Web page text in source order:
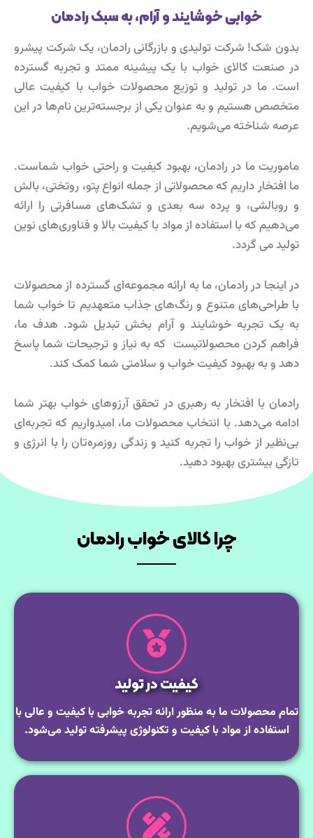
خوابی خوشایند و آرام، به سبک رادمان
بدون شک! شرکت تولیدی و بازرگانی رادمان، یک شرکت پیشرو
در صنعت کالای خواب با یک پیشینه ممتد و تجربه گسترده
است. ما در تولید و توزیع محصولات خواب با کیفیت عالی
متخصص هستیم و به عنوان یکی از برجسته‌ترین نام‌ها در این
عرصه شناخته می‌شویم.
ماموریت ما در رادمان، بهبود کیفیت و راحتی خواب شماست.
ما افتخار داریم که محصولاتی از جمله انواع پتو، روتختی‌، بالش‌
و روبالشی، و پرده سه بعدی و تشک‌های مسافرتی را ارائه
می‌دهیم که با استفاده از مواد با کیفیت بالا و فناوری‌های نوین
تولید می‌ گردد.
در اینجا در رادمان، ما به ارائه مجموعه‌ای گسترده از محصولات
با طراحی‌های متنوع و رنگ‌های جذاب متعهدیم تا خواب شما
به یک تجربه خوشایند و آرام بخش تبدیل شود. هدف ما،
فراهم کردن محصولاتیست که به نیاز و ترجیحات شما پاسخ
دهد و به بهبود کیفیت خواب و سلامتی شما کمک کند.
رادمان با افتخار به رهبری در تحقق آرزوهای خواب بهتر شما
ادامه می‌دهد. با انتخاب محصولات ما، امیدواریم که تجربه‌ای
بی‌نظیر از خواب را تجربه کنید و زندگی روزمره‌تان را با انرژی و
تازگی بیشتری بهبود دهید.
چرا کالای خواب رادمان
کیفیت در تولید
تمام محصولات ما به منظور ارائه تجربه خوابی با کیفیت و عالی با
استفاده از مواد با کیفیت و تکنولوژی‌ پیشرفته تولید می‌شود.